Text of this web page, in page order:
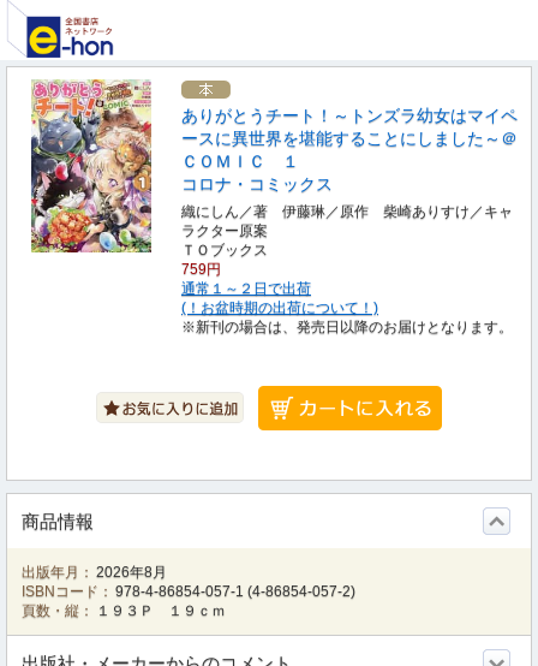
ありがとうチート！～トンズラ幼女はマイペ
ースに異世界を堪能することにしました～＠
ＣＯＭＩＣ １
コロナ・コミックス
織にしん／著 伊藤琳／原作 柴崎ありすけ／キャ
ラクター原案
ＴＯブックス
759円
通常１～２日で出荷
(！お盆時期の出荷について！)
※新刊の場合は、発売日以降のお届けとなります。
商品情報
出版年月： 2026年8月
ISBNコード： 978-4-86854-057-1 (4-86854-057-2)
頁数・縦：
１９３Ｐ １９ｃｍ